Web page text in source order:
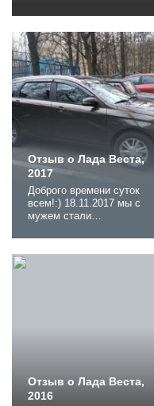
сожалению не смог
разобраться как
дополнить, в правом углу
светится только значок
«создать отзыв» даже
под моим логином на
моем отзыве. Поэтому
брошу отдельно, кому
интересно по линку
прочитаете исходный
отзыв. Напомню...
Отзыв о Лада Веста,
2017
Доброго времени суток
всем!:) 18.11.2017 мы с
мужем стали
SW. Но немного
предыстории…
Отзыв о Лада Веста,
2016